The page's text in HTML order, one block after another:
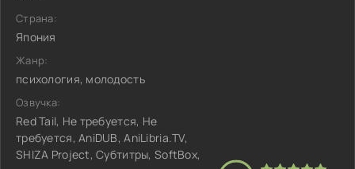
Страна:
Япония
Жанр:
психология, молодость
Озвучка:
Red Tail, Не требуется, Не
требуется, AniDUB, AniLibria.TV,
SHIZA Project, Субтитры, SoftBox,